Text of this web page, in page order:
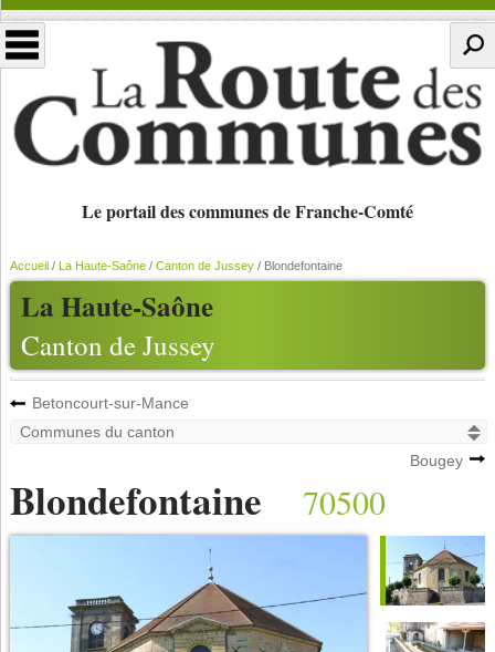
Le portail des communes de Franche-Comté
La Haute-Saône
Canton de Jussey
Accueil/ La Haute-Saône/ Canton de Jussey/ Blondefontaine
Betoncourt-sur-Mance
Bougey
Blondefontaine 70500